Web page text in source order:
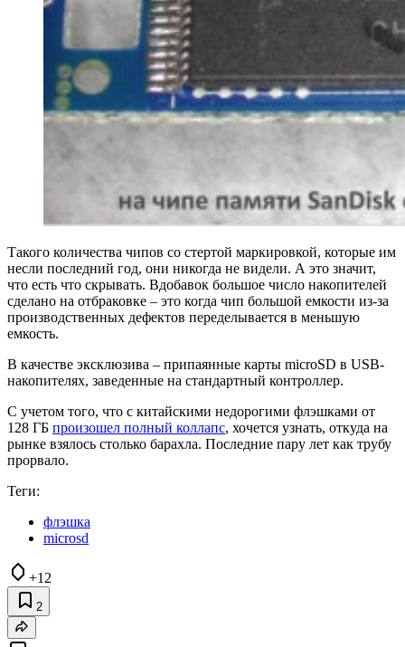
Такого количества чипов со стертой маркировкой, которые им
несли последний год, они никогда не видели. А это значит,
что есть что скрывать. Вдобавок большое число накопителей
сделано на отбраковке – это когда чип большой емкости из-за
производственных дефектов переделывается в меньшую
емкость.
В качестве эксклюзива – припаянные карты microSD в USB-
накопителях, заведенные на стандартный контроллер.
С учетом того, что с китайскими недорогими флэшками от
128 ГБ произошел полный коллапс, хочется узнать, откуда на
рынке взялось столько барахла. Последние пару лет как трубу
прорвало.
Теги:
флэшка
microsd
+12
2